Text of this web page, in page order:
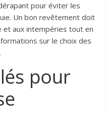
pour éviter les
Un bon revêtement doit
et aux intempéries tout en
sur le choix des
.
pour